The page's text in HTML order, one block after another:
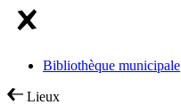
Bibliothèque municipale
Lieux